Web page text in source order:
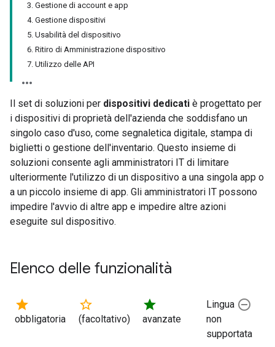
3. Gestione di account e app
4. Gestione dispositivi
5. Usabilità del dispositivo
6. Ritiro di Amministrazione dispositivo
7. Utilizzo delle API
Il set di soluzioni per dispositivi dedicati è progettato per
i dispositivi di proprietà dell'azienda che soddisfano un
singolo caso d'uso, come segnaletica digitale, stampa di
biglietti o gestione dell'inventario. Questo insieme di
soluzioni consente agli amministratori IT di limitare
ulteriormente l'utilizzo di un dispositivo a una singola app o
a un piccolo insieme di app. Gli amministratori IT possono
impedire l'avvio di altre app e impedire altre azioni
eseguite sul dispositivo.
Elenco delle funzionalità
star
obbligatoria
star_border
(facoltativo)
star
avanzate
Lingua remove_circle_outline
non
supportata